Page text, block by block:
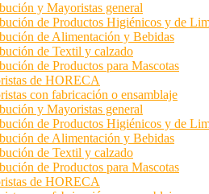
y Mayoristas general
de Productos Higiénicos y de
de Alimentación y Bebidas
de Textil y calzado
de Productos para Mascotas
de HORECA
con fabricación o ensamblaje
y Mayoristas general
de Productos Higiénicos y de
de Alimentación y Bebidas
de Textil y calzado
de Productos para Mascotas
de HORECA